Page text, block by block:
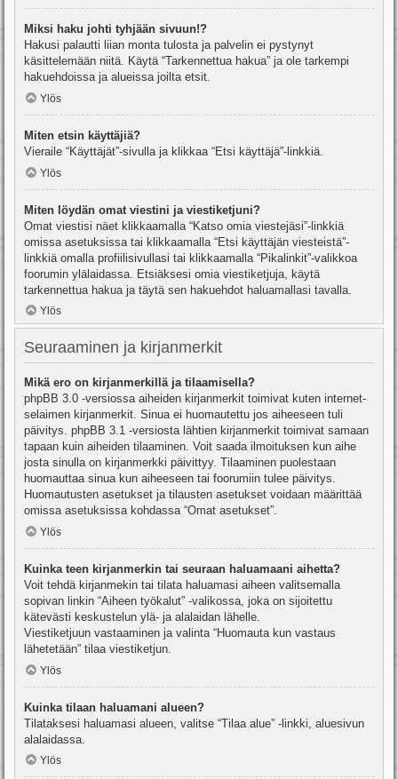
Miksi haku johti tyhjään sivuun!?
Hakusi palautti liian monta tulosta ja palvelin ei pystynyt
käsittelemään niitä. Käytä “Tarkennettua hakua” ja ole tarkempi
hakuehdoissa ja alueissa joilta etsit.
Ylös
Miten etsin käyttäjiä?
Vieraile “Käyttäjät”-sivulla ja klikkaa “Etsi käyttäjä”-linkkiä.
Ylös
Miten löydän omat viestini ja viestiketjuni?
Omat viestisi näet klikkaamalla “Katso omia viestejäsi”-linkkiä
omissa asetuksissa tai klikkaamalla “Etsi käyttäjän viesteistä”-
linkkiä omalla profiilisivullasi tai klikkaamalla “Pikalinkit”-valikkoa
foorumin ylälaidassa. Etsiäksesi omia viestiketjuja, käytä
tarkennettua hakua ja täytä sen hakuehdot haluamallasi tavalla.
Ylös
Seuraaminen ja kirjanmerkit
Mikä ero on kirjanmerkillä ja tilaamisella?
phpBB 3.0 -versiossa aiheiden kirjanmerkit toimivat kuten internet-
selaimen kirjanmerkit. Sinua ei huomautettu jos aiheeseen tuli
päivitys. phpBB 3.1 -versiosta lähtien kirjanmerkit toimivat samaan
tapaan kuin aiheiden tilaaminen. Voit saada ilmoituksen kun aihe
josta sinulla on kirjanmerkki päivittyy. Tilaaminen puolestaan
huomauttaa sinua kun aiheeseen tai foorumiin tulee päivitys.
Huomautusten asetukset ja tilausten asetukset voidaan määrittää
omissa asetuksissa kohdassa “Omat asetukset”.
Ylös
Kuinka teen kirjanmerkin tai seuraan haluamaani aihetta?
Voit tehdä kirjanmekin tai tilata haluamasi aiheen valitsemalla
sopivan linkin “Aiheen työkalut” -valikossa, joka on sijoitettu
kätevästi keskustelun ylä- ja alalaidan lähelle.
Viestiketjuun vastaaminen ja valinta “Huomauta kun vastaus
lähetetään” tilaa viestiketjun.
Ylös
Kuinka tilaan haluamani alueen?
Tilataksesi haluamasi alueen, valitse “Tilaa alue” -linkki, aluesivun
alalaidassa.
Ylös